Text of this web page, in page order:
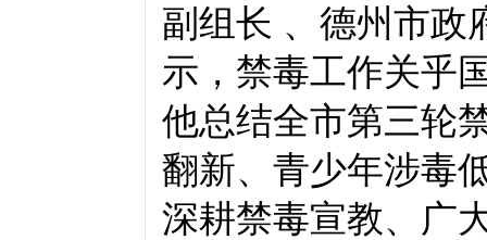
副组长 、德州市政
示，禁毒工作关乎
他总结全市第三轮
翻新、青少年涉毒
深耕禁毒宣教、广